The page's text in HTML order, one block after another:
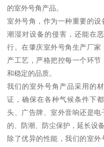
的室外号角产品。
室外号角，作为一种重要的
潮湿对设备的侵害，还能在
行。在肇庆室外号角生产厂
产工艺，严格把控每一个环
和稳定的品质。
我们的室外号角产品采用的
证，确保在各种气候条件下
头、广告牌、室外音响还是
的、防潮、防尘保护，延长设
除了优异的性能，我们的室